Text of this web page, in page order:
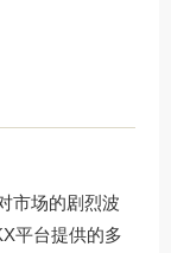
市场的剧烈波
平台提供的多